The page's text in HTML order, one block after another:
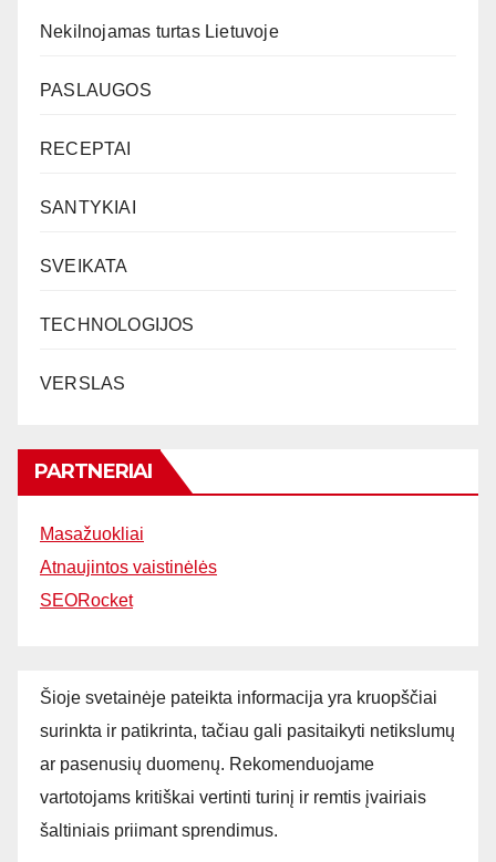
Nekilnojamas turtas Lietuvoje
PASLAUGOS
RECEPTAI
SANTYKIAI
SVEIKATA
TECHNOLOGIJOS
VERSLAS
PARTNERIAI
Masažuokliai
Atnaujintos vaistinėlės
SEORocket
Šioje svetainėje pateikta informacija yra kruopščiai
surinkta ir patikrinta, tačiau gali pasitaikyti netikslumų
ar pasenusių duomenų. Rekomenduojame
vartotojams kritiškai vertinti turinį ir remtis įvairiais
šaltiniais priimant sprendimus.